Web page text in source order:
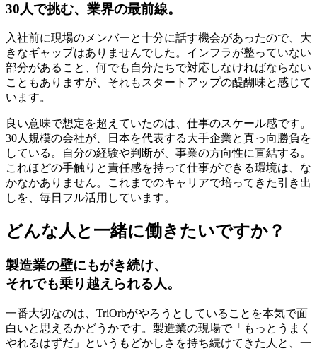
30人で挑む、業界の最前線。
入社前に現場のメンバーと十分に話す機会があったので、大
きなギャップはありませんでした。インフラが整っていない
部分があること、何でも自分たちで対応しなければならない
こともありますが、それもスタートアップの醍醐味と感じて
います。
良い意味で想定を超えていたのは、仕事のスケール感です。
30人規模の会社が、日本を代表する大手企業と真っ向勝負を
している。自分の経験や判断が、事業の方向性に直結する。
これほどの手触りと責任感を持って仕事ができる環境は、な
かなかありません。これまでのキャリアで培ってきた引き出
しを、毎日フル活用しています。
どんな人と一緒に働きたいですか？
製造業の壁にもがき続け、
それでも乗り越えられる人。
一番大切なのは、TriOrbがやろうとしていることを本気で面
白いと思えるかどうかです。製造業の現場で「もっとうまく
やれるはずだ」というもどかしさを持ち続けてきた人と、一